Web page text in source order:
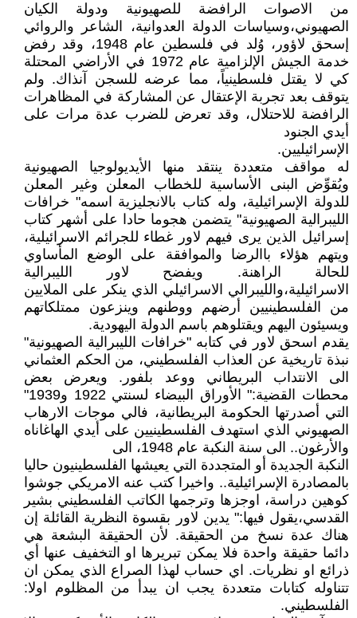
من الاصوات الرافضة للصهيونية ودولة الكيان
الصهيوني،وسياسات الدولة العدوانية، الشاعر والروائي
إسحق لاؤور، وُلد في فلسطين عام 1948، وقد رفض
خدمة الجيش الإلزامية عام 1972 في الأراضي المحتلة
كي لا يقتل فلسطينياً، مما عرضه للسجن آنذاك. ولم
يتوقف بعد تجربة الإعتقال عن المشاركة في المظاهرات
الرافضة للاحتلال، وقد تعرض للضرب عدة مرات على
أيدي الجنود
الإسرائيليين.
له مواقف متعددة ينتقد منها الأيديولوجيا الصهيونية
ويُقوِّض البنى الأساسية للخطاب المعلن وغير المعلن
للدولة الإسرائيلية، وله كتاب بالانجليزية اسمه" خرافات
الليبرالية الصهيونية" يتضمن هجوما حادا على أشهر كتاب
إسرائيل الذين يرى فيهم لاور غطاء للجرائم الاسرائيلية،
ويتهم هؤلاء باالرضا والموافقة على الوضع المأساوي
للحالة الراهنة. ويفضح لاور الليبرالية
الاسرائيلية،والليبرالي الاسرائيلي الذي ينكر على الملايين
من الفلسطينيين أرضهم ووطنهم وينزعون ممتلكاتهم
ويسيئون اليهم ويقتلوهم باسم الدولة اليهودية.
يقدم اسحق لاور في كتابه "خرافات الليبرالية الصهيونية"
نبذة تاريخية عن العذاب الفلسطيني، من الحكم العثماني
الى الانتداب البريطاني ووعد بلفور. ويعرض بعض
محطات القضية:" الأوراق البيضاء لسنتي 1922 و1939"
التي أصدرتها الحكومة البريطانية، فالي موجات الارهاب
الصهيوني الذي استهدف الفلسطينيين على أيدي الهاغاناه
والأرغون.. الى سنة النكبة عام 1948، الى
النكبة الجديدة أو المتجددة التي يعيشها الفلسطينيون حاليا
بالمصادرة الإسرائيلية.. واخيرا كتب عنه الامريكي جوشوا
كوهين دراسة، اوجزها وترجمها الكاتب الفلسطيني بشير
القدسي،يقول فيها:" يدين لاور بقسوة النظرية القائلة إن
هناك عدة نسخ من الحقيقة. لأن الحقيقة البشعة هي
دائما حقيقة واحدة فلا يمكن تبريرها او التخفيف عنها أي
ذرائع او نظريات. اي حساب لهذا الصراع الذي يمكن ان
تتناوله كتابات متعددة يجب ان يبدأ من المظلوم اولا:
الفلسطيني.